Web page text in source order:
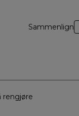
Sammenlign
rengjøre